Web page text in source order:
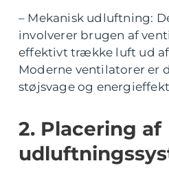
– Mekanisk udluftning:
involverer brugen af
effektivt trække luft ud
Moderne ventilatorer er
støjsvage og
2. Placering af